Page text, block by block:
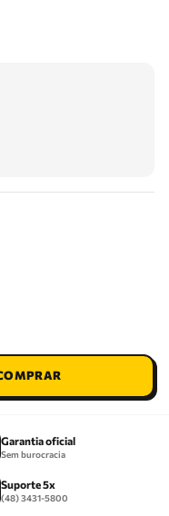
Garantia oficial
Sem burocracia
Suporte 5x
(48) 3431-5800